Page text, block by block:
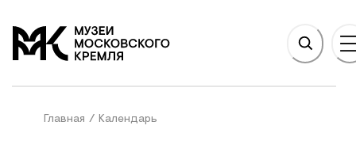
На главную
Главная / Календарь